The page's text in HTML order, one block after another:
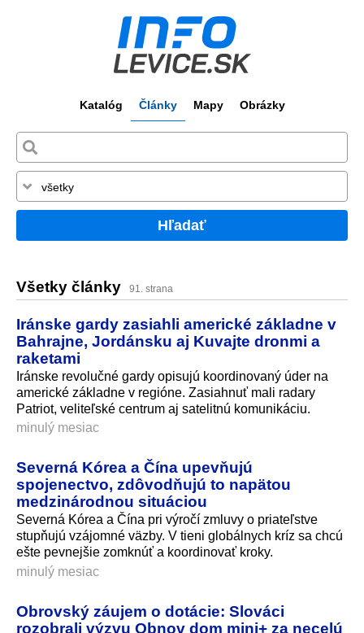
Katalóg Články Mapy Obrázky
Hľadať
Všetky články 91. strana
Iránske gardy zasiahli americké základne v
Bahrajne, Jordánsku aj Kuvajte dronmi a
raketami
Iránske revolučné gardy opisujú koordinovaný úder na
americké základne v regióne. Zasiahnuť mali radary
Patriot, veliteľské centrum aj satelitnú komunikáciu.
minulý mesiac
Severná Kórea a Čína upevňujú
spojenectvo, zdôvodňujú to napätou
medzinárodnou situáciou
Severná Kórea a Čína pri výročí zmluvy o priateľstve
stupňujú vzájomné väzby. V tieni globálnych kríz sa chcú
ešte pevnejšie zomknúť a koordinovať kroky.
minulý mesiac
Obrovský záujem o dotácie: Slováci
rozobrali výzvu Obnov dom mini+ za necelú